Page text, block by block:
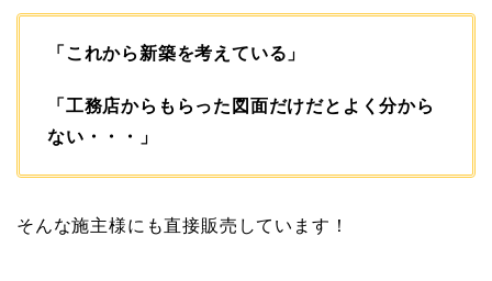
「これから新築を考えている」
「工務店からもらった図面だけだとよく分から
ない・・・」
そんな施主様にも直接販売しています！